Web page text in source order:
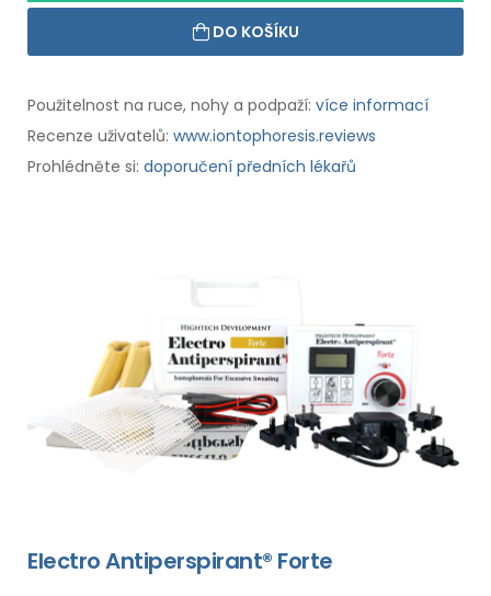
DO KOŠÍKU
Použitelnost na ruce, nohy a podpaží: více informací
Recenze uživatelů: www.iontophoresis.reviews
Prohlédněte si: doporučení předních lékařů
Electro Antiperspirant® Forte